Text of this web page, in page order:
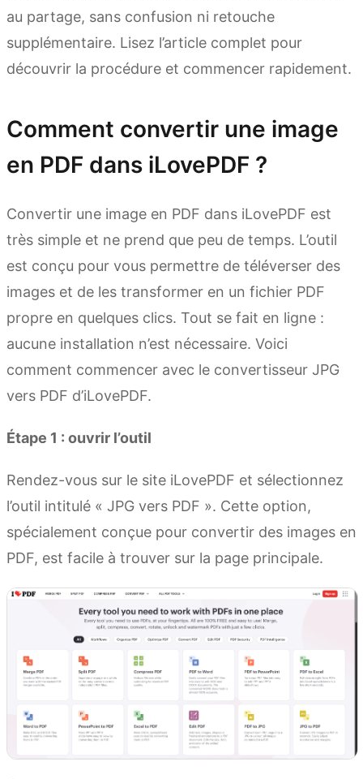
au partage, sans confusion ni retouche
supplémentaire. Lisez l’article complet pour
découvrir la procédure et commencer rapidement.
Comment convertir une image
en PDF dans iLovePDF ?
Convertir une image en PDF dans iLovePDF est
très simple et ne prend que peu de temps. L’outil
est conçu pour vous permettre de téléverser des
images et de les transformer en un fichier PDF
propre en quelques clics. Tout se fait en ligne :
aucune installation n’est nécessaire. Voici
comment commencer avec le convertisseur JPG
vers PDF d’iLovePDF.
Étape 1 : ouvrir l’outil
Rendez-vous sur le site iLovePDF et sélectionnez
l’outil intitulé « JPG vers PDF ». Cette option,
spécialement conçue pour convertir des images en
PDF, est facile à trouver sur la page principale.